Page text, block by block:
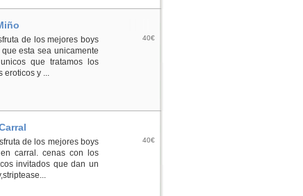
de los mejores boys
esta sea unicamente
que tratamos los
eroticos y ...
40€
de los mejores boys
carral. cenas con los
invitados que dan un
40€